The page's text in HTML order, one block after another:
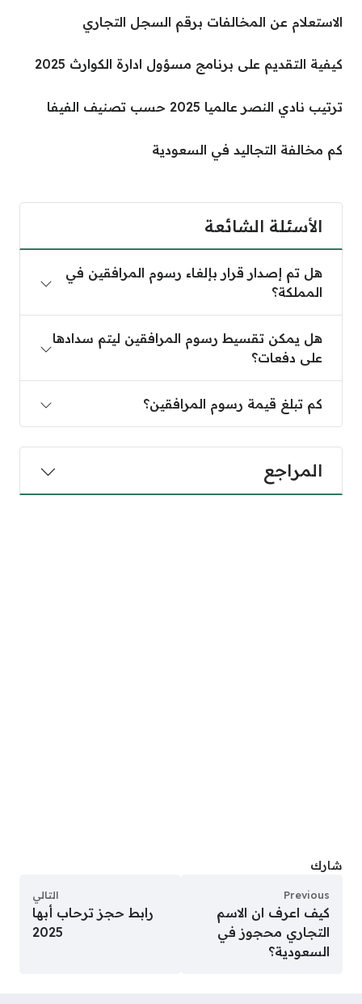
الاستعلام عن المخالفات برقم السجل التجاري
كيفية التقديم على برنامج مسؤول ادارة الكوارث 2025
ترتيب نادي النصر عالميا 2025 حسب تصنيف الفيفا
كم مخالفة التجاليد في السعودية
الأسئلة الشائعة
هل تم إصدار قرار بإلغاء رسوم المرافقين في
المملكة؟
هل يمكن تقسيط رسوم المرافقين ليتم سدادها
على دفعات؟
كم تبلغ قيمة رسوم المرافقين؟
المراجع
شارك
Previous
كيف اعرف ان الاسم
التجاري محجوز في
السعودية؟
التالي
رابط حجز ترحاب أبها
2025